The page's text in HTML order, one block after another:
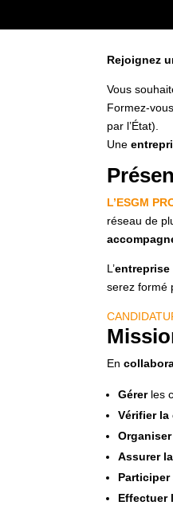
Rejoignez
Vous
Formez-
par l’État).
Une
L’ESGM
réseau de
L’
serez formé
En
Gérerles
Vérifier
Assurer
Effectuer